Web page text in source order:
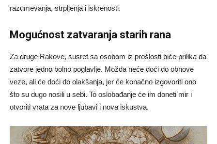
razumevanja, strpljenja i iskrenosti.
Mogućnost zatvaranja starih rana
Za druge Rakove, susret sa osobom iz prošlosti biće prilika da
zatvore jedno bolno poglavlje. Možda neće doći do obnove
veze, ali će doći do olakšanja, jer će konačno izgovoriti ono
što su dugo nosili u sebi. To oslobađanje će im doneti mir i
otvoriti vrata za nove ljubavi i nova iskustva.